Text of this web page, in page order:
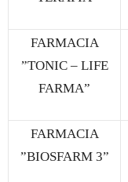
FARMACIA
”TONIC – LIFE
FARMA”
FARMACIA
”BIOSFARM 3”